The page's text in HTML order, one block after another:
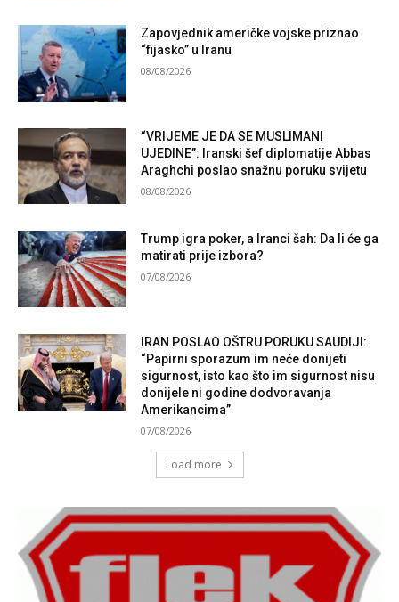
Zapovjednik američke vojske priznao
“fijasko” u Iranu
08/08/2026
“VRIJEME JE DA SE MUSLIMANI
UJEDINE”: Iranski šef diplomatije Abbas
Araghchi poslao snažnu poruku svijetu
08/08/2026
Trump igra poker, a Iranci šah: Da li će ga
matirati prije izbora?
07/08/2026
IRAN POSLAO OŠTRU PORUKU SAUDIJI:
“Papirni sporazum im neće donijeti
sigurnost, isto kao što im sigurnost nisu
donijele ni godine dodvoravanja
Amerikancima”
07/08/2026
Load more